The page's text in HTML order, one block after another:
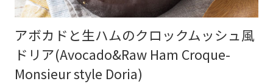
アボカドと生ハムのクロックムッシュ風
ドリア(Avocado&Raw Ham Croque-
Monsieur style Doria)